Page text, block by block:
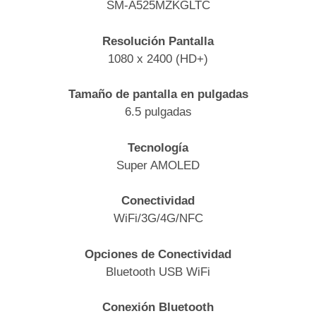
SM-A525MZKGLTC
Resolución Pantalla
1080 x 2400 (HD+)
Tamaño de pantalla en pulgadas
6.5 pulgadas
Tecnología
Super AMOLED
Conectividad
WiFi/3G/4G/NFC
Opciones de Conectividad
Bluetooth USB WiFi
Conexión Bluetooth